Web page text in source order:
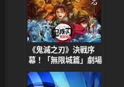
《鬼滅之刃》決戰序
幕！「無限城篇」劇場
版第一章2025年7月上
映